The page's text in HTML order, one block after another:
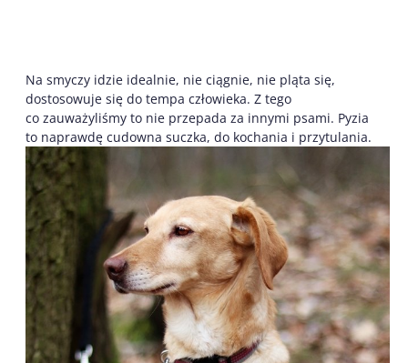
Na smyczy idzie idealnie, nie ciągnie, nie pląta się,
dostosowuje się do tempa człowieka. Z tego
co zauważyliśmy to nie przepada za innymi psami. Pyzia
to naprawdę cudowna suczka, do kochania i przytulania.